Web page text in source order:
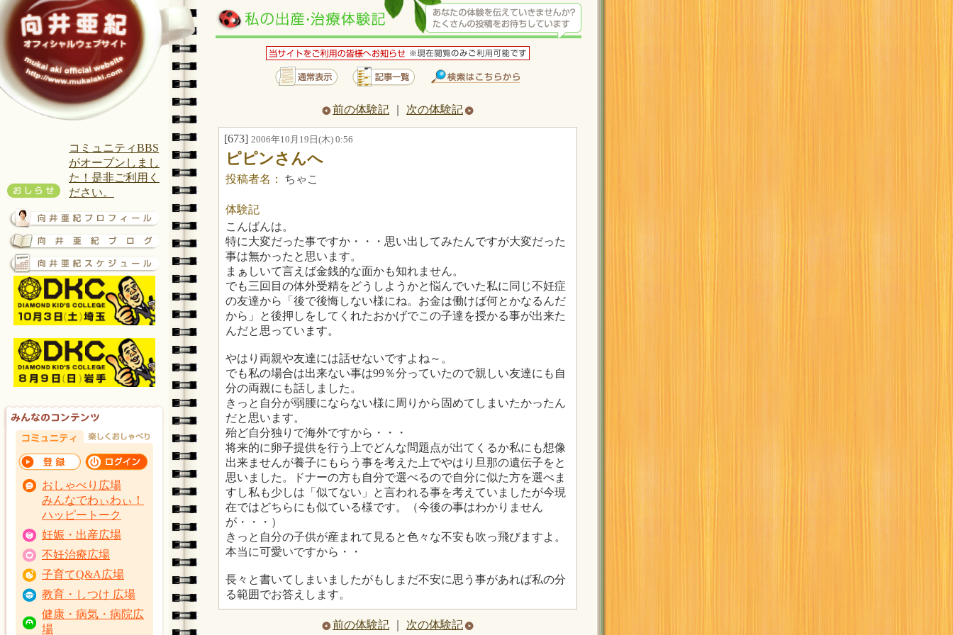
コミュニティBBS
がオープンしまし
た！是非ご利用く
ださい。
おしゃべり広場
みんなでわぃわぃ！
ハッピートーク
妊娠・出産広場
不妊治療広場
子育てQ&A広場
教育・しつけ 広場
健康・病気・病院広
場
前の体験記 次の体験記
[673] 2006年10月19日(木) 0:56
ピピンさんへ
投稿者名： ちゃこ
体験記
こんばんは。
特に大変だった事ですか・・・思い出してみたんですが大変だった
事は無かったと思います。
まぁしいて言えば金銭的な面かも知れません。
でも三回目の体外受精をどうしようかと悩んでいた私に同じ不妊症
の友達から「後で後悔しない様にね。お金は働けば何とかなるんだ
から」と後押しをしてくれたおかげでこの子達を授かる事が出来た
んだと思っています。
やはり両親や友達には話せないですよね～。
でも私の場合は出来ない事は99％分っていたので親しい友達にも自
分の両親にも話しました。
きっと自分が弱腰にならない様に周りから固めてしまいたかったん
だと思います。
殆ど自分独りで海外ですから・・・
将来的に卵子提供を行う上でどんな問題点が出てくるか私にも想像
出来ませんが養子にもらう事を考えた上でやはり旦那の遺伝子をと
思いました。ドナーの方も自分で選べるので自分に似た方を選べま
すし私も少しは「似てない」と言われる事を考えていましたが今現
在ではどちらにも似ている様です。（今後の事はわかりません
が・・・）
きっと自分の子供が産まれて見ると色々な不安も吹っ飛びますよ。
本当に可愛いですから・・
長々と書いてしまいましたがもしまだ不安に思う事があれば私の分
る範囲でお答えします。
前の体験記 次の体験記